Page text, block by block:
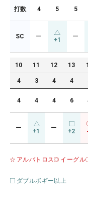
打数 4 5 5
SC ー +1 ー
10 11 12 13
4 3 4 4
4 4 4 6
ー +1 ー +2
アルバトロス イーグル
ダブルボギー以上